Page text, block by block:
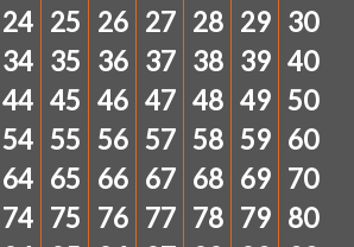
24 25 26 27 28 29 30
34 35 36 37 38 39 40
44 45 46 47 48 49 50
54 55 56 57 58 59 60
64 65 66 67 68 69 70
74 75 76 77 78 79 80